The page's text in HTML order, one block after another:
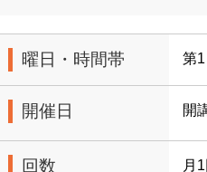
曜日・時間帯 第
開催日 開
回数 月